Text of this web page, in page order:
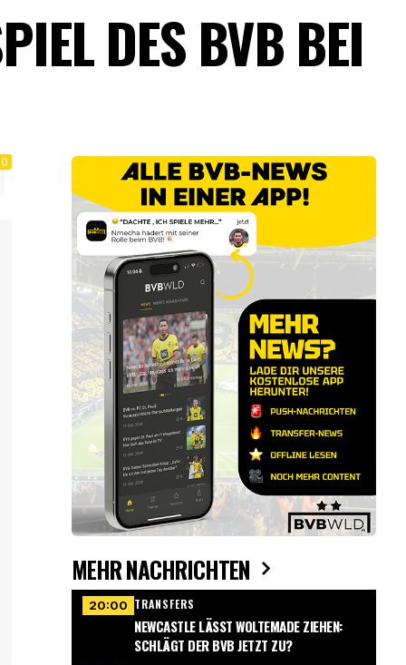
DES BVB BEI
0
MEHR NACHRICHTEN
20:00 TRANSFERS
NEWCASTLE LÄSST WOLTEMADE ZIEHEN:
SCHLÄGT DER BVB JETZT ZU?